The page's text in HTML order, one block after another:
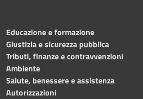
Educazione e formazione
Giustizia e sicurezza pubblica
Tributi, finanze e contravvenzioni
Ambiente
Salute, benessere e assistenza
Autorizzazioni